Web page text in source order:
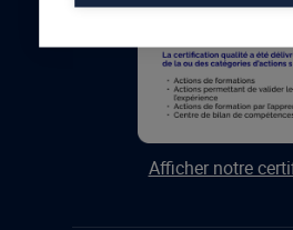
Afficher notre